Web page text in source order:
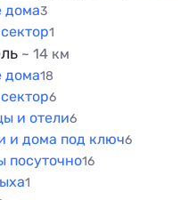
дома3
1
~ 14 км
дома18
6
и отели6
и дома под ключ6
посуточно16
1